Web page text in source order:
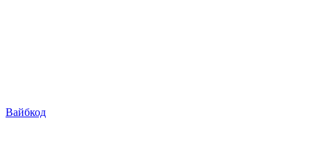
Вайбкод